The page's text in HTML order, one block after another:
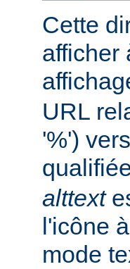
Cette
afficher
URL
'%')
alttext
l'icône
mode